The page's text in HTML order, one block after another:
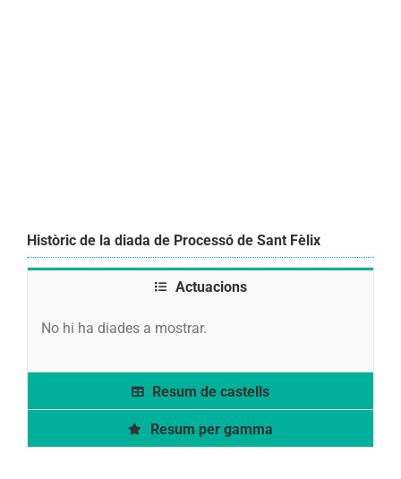
Històric de la diada de Processó de Sant Fèlix
Actuacions
No hi ha diades a mostrar.
Resum de castells
Resum per gamma